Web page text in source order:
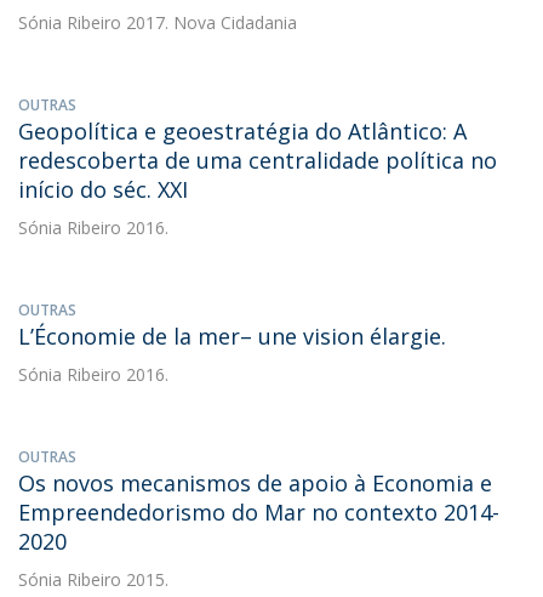
Sónia Ribeiro 2017. Nova Cidadania
OUTRAS
Geopolítica e geoestratégia do Atlântico: A
redescoberta de uma centralidade política no
início do séc. XXI
Sónia Ribeiro 2016.
OUTRAS
L’Économie de la mer– une vision élargie.
Sónia Ribeiro 2016.
OUTRAS
Os novos mecanismos de apoio à Economia e
Empreendedorismo do Mar no contexto 2014-
2020
Sónia Ribeiro 2015.